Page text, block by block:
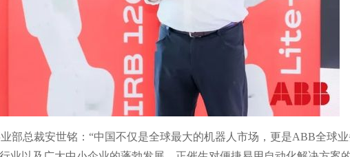
部总裁安世铭：“中国不仅是全球最大的机器人市场，更是ABB全球